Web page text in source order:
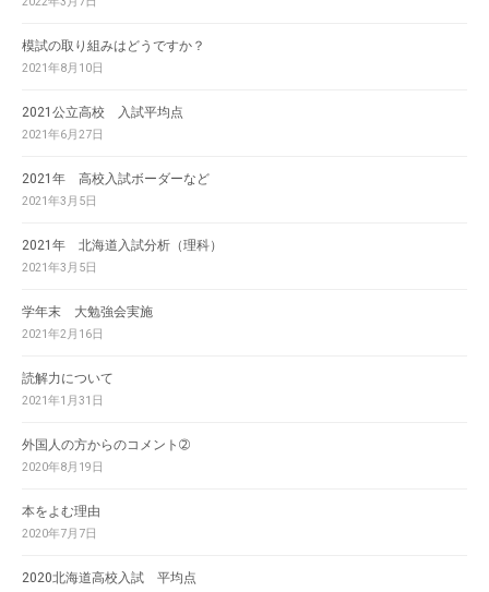
模試の取り組みはどうですか？
2021年8月10日
2021公立高校 入試平均点
2021年6月27日
2021年 高校入試ボーダーなど
2021年3月5日
2021年 北海道入試分析（理科）
2021年3月5日
学年末 大勉強会実施
2021年2月16日
読解力について
2021年1月31日
外国人の方からのコメント➁
2020年8月19日
本をよむ理由
2020年7月7日
2020北海道高校入試 平均点